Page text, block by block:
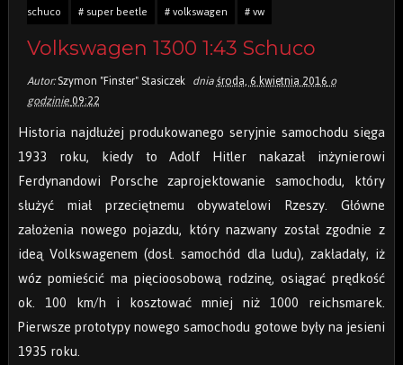
schuco
# super beetle # volkswagen # vw
Volkswagen 1300 1:43 Schuco
Autor:Szymon "Finster" Stasiczek dniaśroda, 6 kwietnia 2016o
godzinie09:22
Historia najdłużej produkowanego seryjnie samochodu sięga
1933 roku, kiedy to Adolf Hitler nakazał inżynierowi
Ferdynandowi Porsche zaprojektowanie samochodu, który
służyć miał przeciętnemu obywatelowi Rzeszy. Główne
założenia nowego pojazdu, który nazwany został zgodnie z
ideą Volkswagenem (dosł. samochód dla ludu), zakładały, iż
wóz pomieścić ma pięcioosobową rodzinę, osiągać prędkość
ok. 100 km/h i kosztować mniej niż 1000 reichsmarek.
Pierwsze prototypy nowego samochodu gotowe były na jesieni
1935 roku.